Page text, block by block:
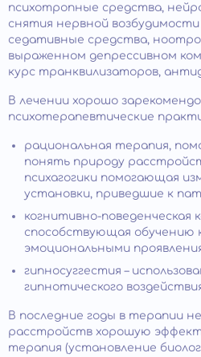
психотропные средства,
снятия нервной
седативные средства,
выраженном депрессивном
курс транквилизаторов,
В лечении хорошо
психотерапевтические
рациональная терапия,
понять природу
психагогики помогающая
установки, приведшие к
когнитивно-поведенческая
способствующая обучению
эмоциональными
гипносуггестия –
гипнотического
В последние годы в терапии
расстройств хорошую
терапия (установление